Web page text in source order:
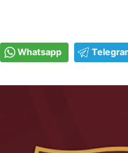
Whatsapp